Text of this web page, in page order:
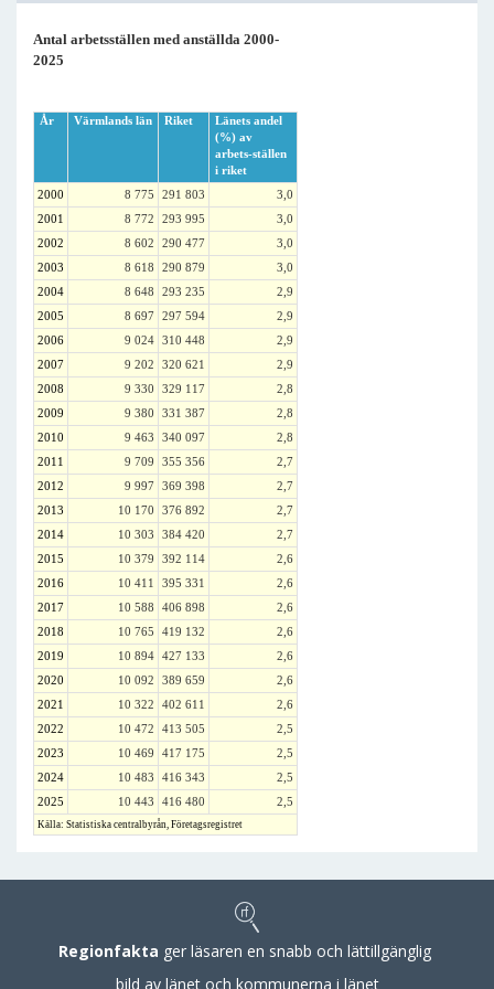
Antal arbetsställen med anställda 2000-
2025
År Värmlands län Riket
Länets andel
(%) av
arbets-ställen
i riket
2000
8 775 291 803
3,0
2001
8 772 293 995
3,0
2002
8 602 290 477
3,0
2003
8 618 290 879
3,0
2004
8 648 293 235
2,9
2005
8 697 297 594
2,9
2006
9 024 310 448
2,9
2007
9 202 320 621
2,9
2008
9 330 329 117
2,8
2009
9 380 331 387
2,8
2010
9 463 340 097
2,8
2011
9 709 355 356
2,7
2012
9 997 369 398
2,7
2013
10 170 376 892
2,7
2014
10 303 384 420
2,7
2015
10 379 392 114
2,6
2016
10 411 395 331
2,6
2017
10 588 406 898
2,6
2018
10 765 419 132
2,6
2019
10 894 427 133
2,6
2020
10 092 389 659
2,6
2021
10 322 402 611
2,6
2022
10 472 413 505
2,5
2023
10 469 417 175
2,5
2024
10 483 416 343
2,5
2025
10 443 416 480 2,5
Källa: Statistiska centralbyrån, Företagsregistret
Regionfakta ger läsaren en snabb och lättillgänglig
bild av länet och kommunerna i länet